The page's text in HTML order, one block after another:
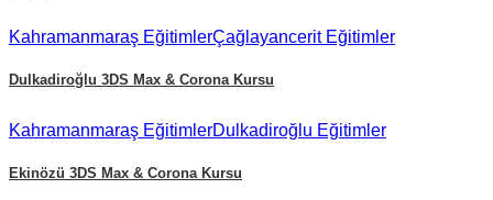
Kahramanmaraş EğitimlerÇağlayanceritEğitimler
Dulkadiroğlu 3DS Max & Corona Kursu
Kahramanmaraş EğitimlerDulkadiroğlu Eğitimler
Ekinözü 3DS Max & Corona Kursu